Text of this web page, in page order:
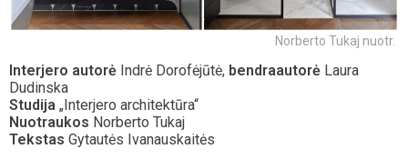
Norberto Tukaj nuotr.
Interjero autorė Indrė Dorofėjūtė, bendraautorė Laura
Dudinska
Studija „Interjero architektūra“
Nuotraukos Norberto Tukaj
Tekstas Gytautės Ivanauskaitės